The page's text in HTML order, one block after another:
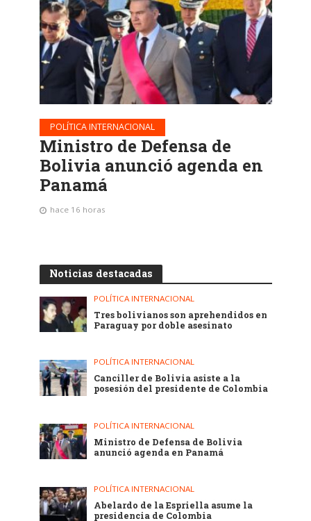
POLÍTICA INTERNACIONAL
Ministro de Defensa de
Bolivia anunció agenda en
Panamá
hace 16 horas
Noticias destacadas
POLÍTICA INTERNACIONAL
Tres bolivianos son aprehendidos en
Paraguay por doble asesinato
POLÍTICA INTERNACIONAL
Canciller de Bolivia asiste a la
posesión del presidente de Colombia
POLÍTICA INTERNACIONAL
Ministro de Defensa de Bolivia
anunció agenda en Panamá
POLÍTICA INTERNACIONAL
Abelardo de la Espriella asume la
presidencia de Colombia